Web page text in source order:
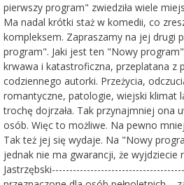
pierwszy program" zwiedziła wiele
Ma nadal krótki staż w komedii, co
kompleksem. Zapraszamy na jej drugi
program". Jaki jest ten "Nowy
krwawa i katastroficzna, przeplatana z
codziennego autorki. Przeżycia,
romantyczne, patologie, wiejski klimat
trochę dojrzała. Tak przynajmniej ona
osób. Więc to możliwe. Na pewno
Tak też jej się wydaje. Na "Nowy
jednak nie ma gwarancji, że wyjdziecie